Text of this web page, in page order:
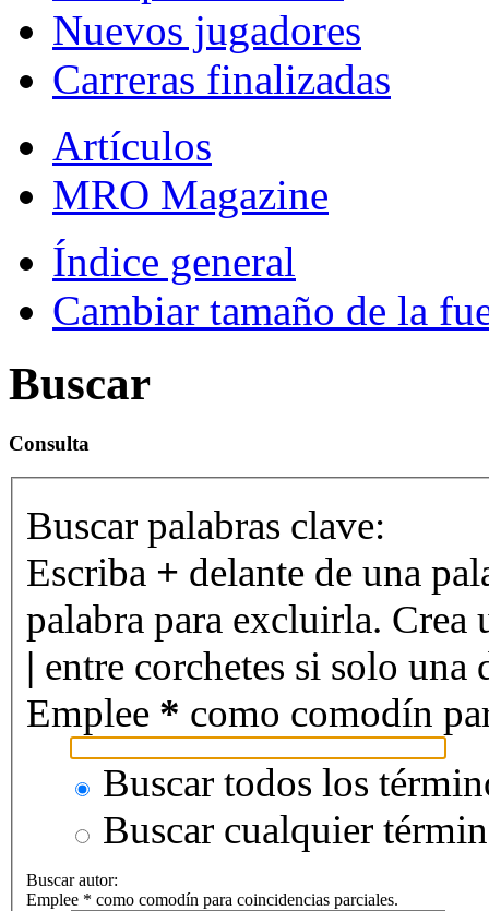
Nuevos jugadores
Carreras finalizadas
Artículos
MRO Magazine
Índice general
Cambiar tamaño de la
Buscar
Consulta
Buscar palabras clave:
Escriba + delante de una
palabra para excluirla. Crea
| entre corchetes si solo una
Emplee * como comodín
Buscar todos los
Buscar cualquier
Buscar autor:
Emplee * como comodín para coincidencias parciales.